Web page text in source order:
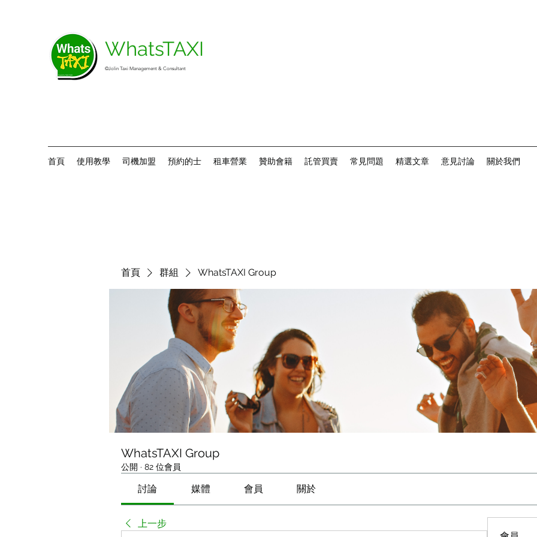
WhatsTAXI
©Jolin Taxi Management & Consultant
首頁 使用教學 司機加盟 預約的士 租車營業 贊助會籍 託管買賣 常見問題 精選文章 意見討論 關於我們
首頁 群組 WhatsTAXI Group
WhatsTAXI Group
公開 · 82 位會員
討論 媒體 會員 關於
上一步